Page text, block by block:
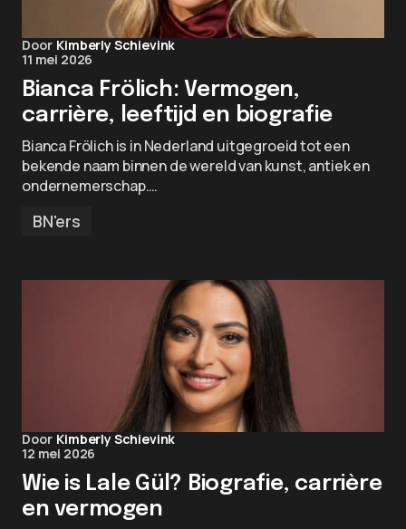
Door Kimberly Schievink
11 mei 2026
Bianca Frölich: Vermogen,
carrière, leeftijd en biografie
Bianca Frölich is in Nederland uitgegroeid tot een
bekende naam binnen de wereld van kunst, antiek en
ondernemerschap.…
BN'ers
Door Kimberly Schievink
12 mei 2026
Wie is Lale Gül? Biografie, carrière
en vermogen